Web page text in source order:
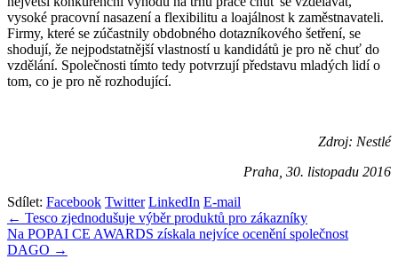
vysoké pracovní nasazení a flexibilitu a loajálnost k zaměstnavateli.
Firmy, které se zúčastnily obdobného dotazníkového šetření, se
shodují, že nejpodstatnější vlastností u kandidátů je pro ně chuť do
vzdělání. Společnosti tímto tedy potvrzují představu mladých lidí o
tom, co je pro ně rozhodující.
Zdroj: Nestlé
Praha, 30. listopadu 2016
Sdílet: Facebook Twitter LinkedIn E-mail
Navigace
pro
← Tesco zjednodušuje výběr produktů pro zákazníky
Na POPAI CE AWARDS získala nejvíce ocenění společnost
DAGO →